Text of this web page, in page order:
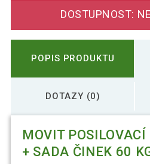
DOSTUPNOST:
POPIS PRODUKTU
DOTAZY (0)
MOVIT
+ SADA ČINEK 60